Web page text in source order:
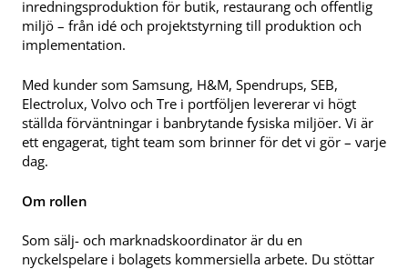
inredningsproduktion för butik, restaurang och offentlig
miljö – från idé och projektstyrning till produktion och
implementation.
Med kunder som Samsung, H&M, Spendrups, SEB,
Electrolux, Volvo och Tre i portföljen levererar vi högt
ställda förväntningar i banbrytande fysiska miljöer. Vi är
ett engagerat, tight team som brinner för det vi gör – varje
dag.
Om rollen
Som sälj- och marknadskoordinator är du en
nyckelspelare i bolagets kommersiella arbete. Du stöttar